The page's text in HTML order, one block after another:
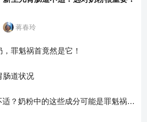
蒋春玲
罪魁祸首竟然是它！
肠道状况
宝宝胃肠道不适？奶粉中的这些成分可能是罪魁祸首！